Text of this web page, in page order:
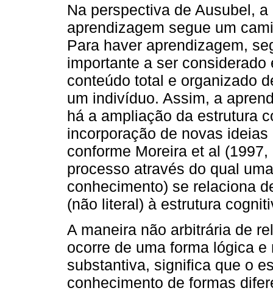
Na perspectiva de Ausubel,
aprendizagem segue um
Para haver aprendizagem,
importante a ser
conteúdo total e organizado
um indivíduo. Assim, a
há a ampliação da estrutura
incorporação de novas
conforme Moreira et al
processo através do qual
conhecimento) se relaciona
(não literal) à estrutura
A maneira não arbitrária de
ocorre de uma forma lógica
substantiva, significa que o
conhecimento de formas